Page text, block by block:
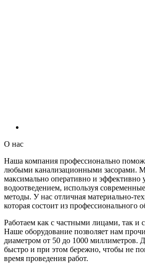
О нас
Наша компания профессионально
любыми канализационными засорами.
максимально оперативно и эффективно
водоотведением, используя
методы. У нас отличная материально-
которая состоит из профессионального
Работаем как с частными лицами, так и
Наше оборудование позволяет нам
диаметром от 50 до 1000 миллиметров.
быстро и при этом бережно, чтобы не
время проведения работ.